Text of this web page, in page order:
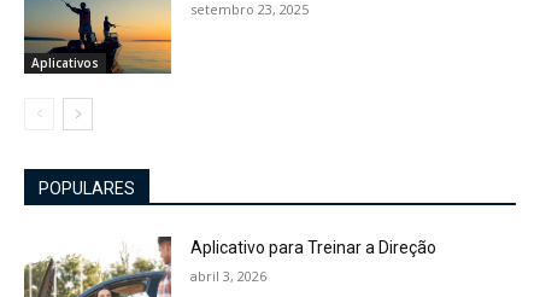
Aplicativos
setembro 23, 2025
POPULARES
Aplicativo para Treinar a Direção
abril 3, 2026